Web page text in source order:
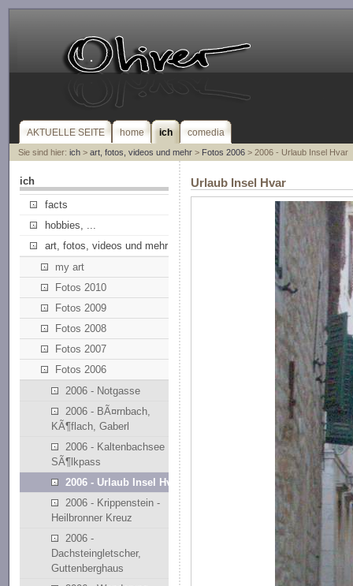
AKTUELLE SEITE home ich comedia
Sie sind hier: ich> art, fotos, videos und mehr> Fotos 2006> 2006 - Urlaub Insel Hvar
ich
facts
hobbies, ...
art, fotos, videos und mehr
my art
Fotos 2010
Fotos 2009
Fotos 2008
Fotos 2007
Fotos 2006
2006 - Notgasse
2006 - BÃ¤rnbach,
KÃ¶flach, Gaberl
2006 - Kaltenbachsee
SÃ¶lkpass
2006 - Urlaub Insel Hvar
2006 - Krippenstein -
Heilbronner Kreuz
2006 -
Dachsteingletscher,
Guttenberghaus
Urlaub Insel Hvar